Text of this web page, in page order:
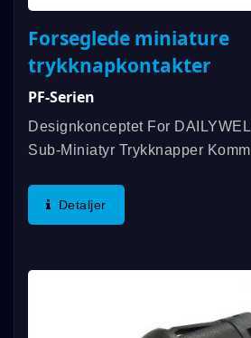
Forseglede miniature
trykknapkontakter
PF-Serien
Designkonceptet For
Sub-Miniatyr Trykknapper
Med Flere Muligheder For
Mønstre, Der Kan Tilpasses...
Detaljer